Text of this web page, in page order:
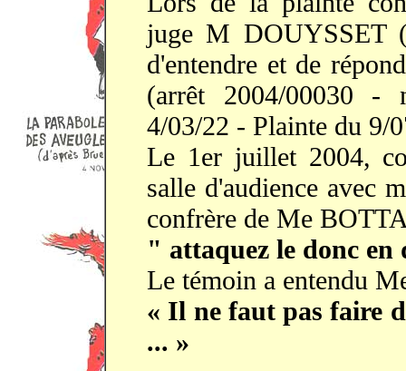
juge M DOUYSSET
d'entendre et de
(arrêt 2004/00030 -
4/03/22 - Plainte du 9/
Le 1er juillet 2004,
salle d'audience avec
confrère de Me
" attaquez le donc
Le témoin a entendu
« Il ne faut pas faire
... »